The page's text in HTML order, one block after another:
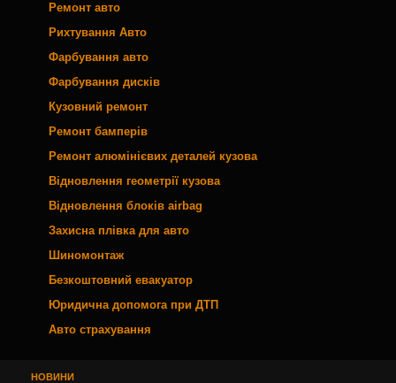
Ремонт авто
Рихтування Авто
Фарбування авто
Фарбування дисків
Кузовний ремонт
Ремонт бамперів
Ремонт алюмінієвих деталей кузова
Відновлення геометрії кузова
Відновлення блоків airbag
Захисна плівка для авто
Шиномонтаж
Безкоштовний евакуатор
Юридична допомога при ДТП
Авто страхування
НОВИНИ